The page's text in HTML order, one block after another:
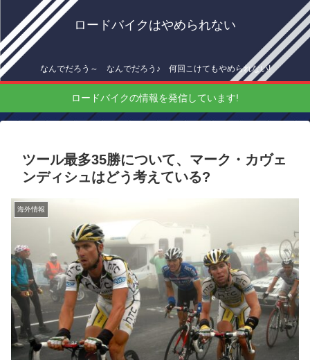
ロードバイクはやめられない
なんでだろう～ なんでだろう♪ 何回こけてもやめられない!
ロードバイクの情報を発信しています!
ツール最多35勝について、マーク・カヴェ
ンディシュはどう考えている?
海外情報